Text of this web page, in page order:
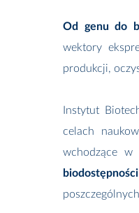
Od genu do
wektory
produkcji,
Instytut
celach
wchodzące